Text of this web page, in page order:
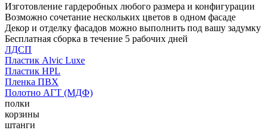
Изготовление гардеробных любого размера и конфигурации
Возможно сочетание нескольких цветов в одном фасаде
Декор и отделку фасадов можно выполнить под вашу задумку
Бесплатная сборка в течение 5 рабочих дней
ЛДСП
Пластик Alvic Luxe
Пластик HPL
Пленка ПВХ
Полотно АГТ (МДФ)
полки
корзины
штанги